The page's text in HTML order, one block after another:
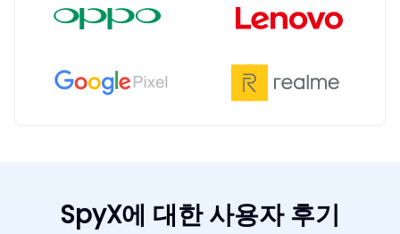
SpyX에 대한 사용자 후기